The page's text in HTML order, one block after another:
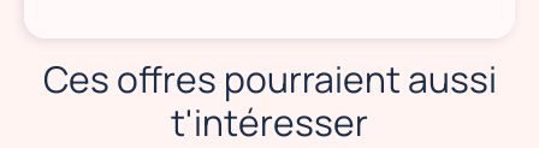
Ces offres pourraient aussi
t'intéresser